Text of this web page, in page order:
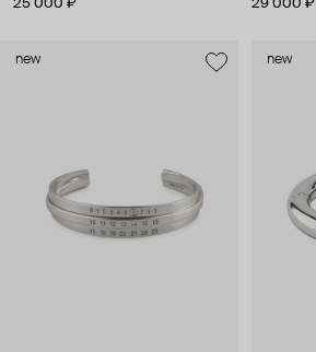
25 000 ₽ 29 000 ₽
new new